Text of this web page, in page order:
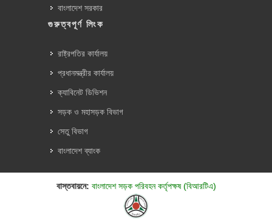
বাংলাদেশ সরকার
গুরুত্বপূর্ণ লিংক
রাষ্ট্রপতির কার্যালয়
প্রধানমন্ত্রীর কার্যালয়
ক্যাবিনেট ডিভিশন
সড়ক ও মহাসড়ক বিভাগ
সেতু বিভাগ
বাংলাদেশ ব্যাংক
বাস্তবায়নে: বাংলাদেশ সড়ক পরিবহন কর্তৃপক্ষ (বিআরটিএ)